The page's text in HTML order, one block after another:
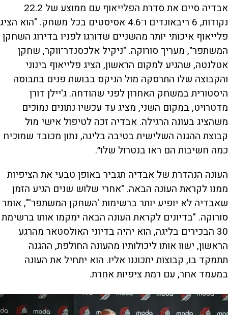
אבדיה סיים את סדרת הפלייאוף עם ממוצע של 22.2
נקודות, 6 ריבאונדים ו־4.6 אסיסטים בכל משחק. "הוא הציג
פלייאוף איכותי יותר מהשניים שדורגו לפניו בדירוג השחקן
המשתפר", מעריך סורוקה. "ניקיל אלכסנדר־ווקר, שחקן
אטלנטה, שהגיע למקום הראשון, הציג פלייאוף בינוני
והקבוצה שלו התרסקה מול הניקס בבושת פנים בתבוסה
היסטורית במשחק האחרון לפני שהודחה. ג'יילן דורן
מדטרויט, במקום השני, מציג עד עכשיו נתונים נמוכים
משהציג בעונה הרגילה. אבדיה זכה לטיפול אישי מול
קבוצת ההגנה השלישית בטיבה בליגה, נתון מכובד שמוכיח
כמה חשיבות הם ראו בנטרול שלו״.
העונה הנהדרת של אבדיה תגביר באופן טבעי את הציפיות
ממנו לקראת העונה הבאה. "אחרי שלוש שנים הגיע הזמן
שאבדיה לא יופיע יותר ברשימות 'השחקן המשתפר'", אומר
סורוקה. "בדיונים לקראת העונה הבאה ימקמו אותו ברשימת
30 הבכירים בליגה, הוא יהיה בדיוני האולסטאר מהרגע
הראשון, ישוו אותו ליכולותיו מהעונה החולפת, ההגנה
תתמקד בו, קבוצות יתכוננו אליו. הוא יתחיל את העונה
במעמד אחר, עם רמת ציפיות אחרת.